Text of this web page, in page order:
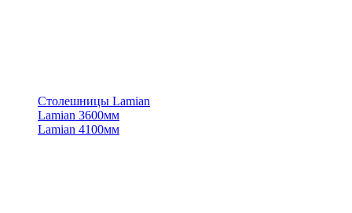
Столешницы Lamian
Lamian 3600мм
Lamian 4100мм